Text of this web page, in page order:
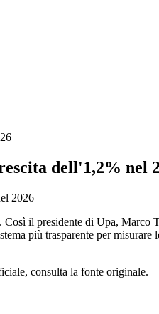
dell'1,2% nel
il presidente di Upa,
più trasparente per
consulta la fonte originale.